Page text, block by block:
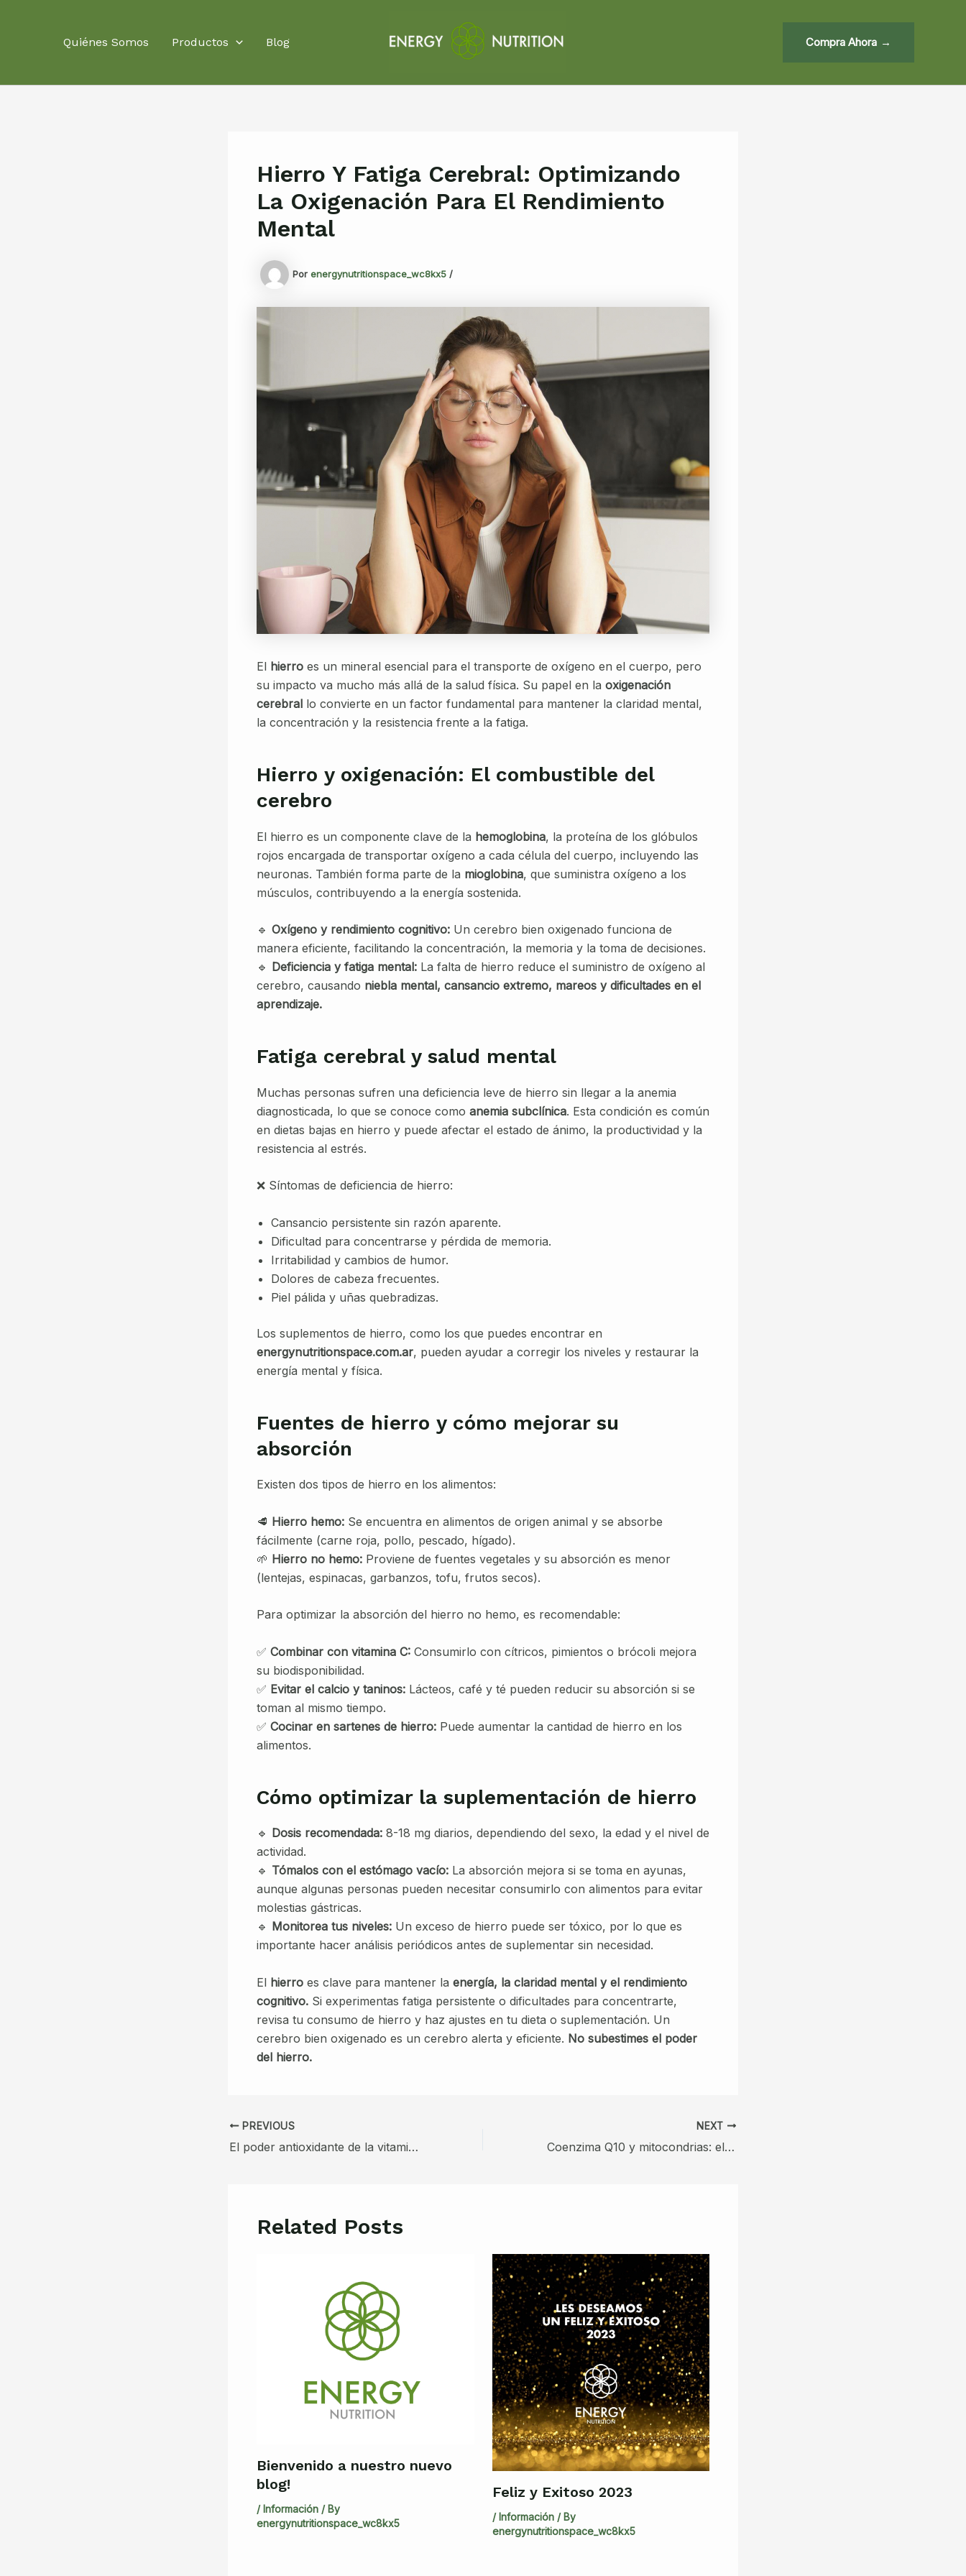
Quiénes Somos Productos Blog Compra Ahora
Hierro Y Fatiga Cerebral: Optimizando
La Oxigenación Para El Rendimiento
Mental
Por energynutritionspace_wc8kx5 /
El hierro es un mineral esencial para el transporte de oxígeno en el cuerpo, pero
su impacto va mucho más allá de la salud física. Su papel en la oxigenación
cerebral lo convierte en un factor fundamental para mantener la claridad mental,
la concentración y la resistencia frente a la fatiga.
Hierro y oxigenación: El combustible del
cerebro
El hierro es un componente clave de la hemoglobina, la proteína de los glóbulos
rojos encargada de transportar oxígeno a cada célula del cuerpo, incluyendo las
neuronas. También forma parte de la mioglobina, que suministra oxígeno a los
músculos, contribuyendo a la energía sostenida.
🔹 Oxígeno y rendimiento cognitivo: Un cerebro bien oxigenado funciona de
manera eficiente, facilitando la concentración, la memoria y la toma de decisiones.
🔹 Deficiencia y fatiga mental: La falta de hierro reduce el suministro de oxígeno al
cerebro, causando niebla mental, cansancio extremo, mareos y dificultades en el
aprendizaje.
Fatiga cerebral y salud mental
Muchas personas sufren una deficiencia leve de hierro sin llegar a la anemia
diagnosticada, lo que se conoce como anemia subclínica. Esta condición es común
en dietas bajas en hierro y puede afectar el estado de ánimo, la productividad y la
resistencia al estrés.
❌ Síntomas de deficiencia de hierro:
Cansancio persistente sin razón aparente.
Dificultad para concentrarse y pérdida de memoria.
Irritabilidad y cambios de humor.
Dolores de cabeza frecuentes.
Piel pálida y uñas quebradizas.
Los suplementos de hierro, como los que puedes encontrar en
energynutritionspace.com.ar, pueden ayudar a corregir los niveles y restaurar la
energía mental y física.
Fuentes de hierro y cómo mejorar su
absorción
Existen dos tipos de hierro en los alimentos:
🥩 Hierro hemo: Se encuentra en alimentos de origen animal y se absorbe
fácilmente (carne roja, pollo, pescado, hígado).
🌱 Hierro no hemo: Proviene de fuentes vegetales y su absorción es menor
(lentejas, espinacas, garbanzos, tofu, frutos secos).
Para optimizar la absorción del hierro no hemo, es recomendable:
✅ Combinar con vitamina C: Consumirlo con cítricos, pimientos o brócoli mejora
su biodisponibilidad.
✅ Evitar el calcio y taninos: Lácteos, café y té pueden reducir su absorción si se
toman al mismo tiempo.
✅ Cocinar en sartenes de hierro: Puede aumentar la cantidad de hierro en los
alimentos.
Cómo optimizar la suplementación de hierro
🔹 Dosis recomendada: 8-18 mg diarios, dependiendo del sexo, la edad y el nivel de
actividad.
🔹 Tómalos con el estómago vacío: La absorción mejora si se toma en ayunas,
aunque algunas personas pueden necesitar consumirlo con alimentos para evitar
molestias gástricas.
🔹 Monitorea tus niveles: Un exceso de hierro puede ser tóxico, por lo que es
importante hacer análisis periódicos antes de suplementar sin necesidad.
El hierro es clave para mantener la energía, la claridad mental y el rendimiento
cognitivo. Si experimentas fatiga persistente o dificultades para concentrarte,
revisa tu consumo de hierro y haz ajustes en tu dieta o suplementación. Un
cerebro bien oxigenado es un cerebro alerta y eficiente. No subestimes el poder
del hierro.
Post
navigation
PREVIOUS
El poder antioxidante de la vitamina E: protección celular en tiempos de estrés oxidativo
NEXT
Coenzima Q10 y mitocondrias: el vínculo entre energía celular y longevidad
Related Posts
Bienvenido a nuestro nuevo
blog!
/ Información / By
energynutritionspace_wc8kx5
Feliz y Exitoso 2023
/ Información/ By
energynutritionspace_wc8kx5